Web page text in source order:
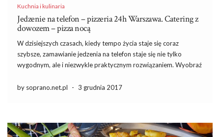
Kuchnia i kulinaria
Jedzenie na telefon – pizzeria 24h Warszawa. Catering z
dowozem – pizza nocą
W dzisiejszych czasach, kiedy tempo życia staje się coraz
szybsze, zamawianie jedzenia na telefon staje się nie tylko
wygodnym, ale i niezwykle praktycznym rozwiązaniem. Wyobraź
pizzą, dostarczoną prosto do twojego domu. Pizzerie 24h […]
by soprano.net.pl - 3 grudnia 2017